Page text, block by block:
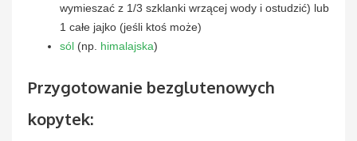
wymieszać z 1/3 szklanki wrzącej wody i ostudzić) lub
1 całe jajko (jeśli ktoś może)
sól (np. himalajska)
Przygotowanie bezglutenowych
kopytek: